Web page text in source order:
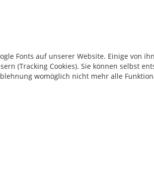
Fonts auf unserer Website. Einige von
(Tracking Cookies). Sie können selbst
womöglich nicht mehr alle